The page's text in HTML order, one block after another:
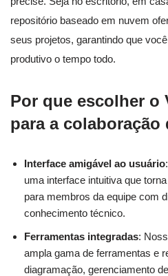
repositório baseado em nuvem
seus projetos, garantindo que
produtivo o tempo todo.
Por que escolher o
para a colaboração
Interface amigável ao usuário
uma interface intuitiva que
para membros da equipe com
conhecimento técnico.
Ferramentas integradas:
ampla gama de ferramentas e
diagramação, gerenciamento